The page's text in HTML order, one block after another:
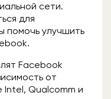
сети.
для
помочь улучшить
Facebook
от
Intel, Qualcomm и